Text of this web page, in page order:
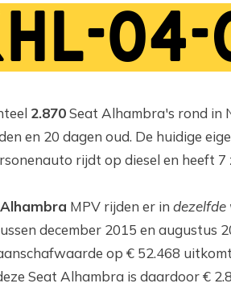
04-
2.870Seat Alhambra's rond in
en 20 dagen oud. De huidige
rijdt op diesel en heeft
MPV rijden er in dezelfde
december 2015 en augustus
op € 52.468
Seat Alhambra is daardoor €